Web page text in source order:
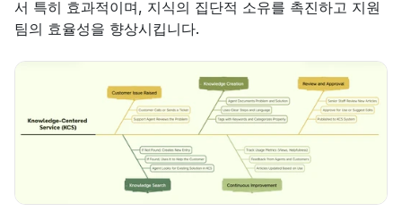
서 특히 효과적이며, 지식의 집단적 소유를 촉진하고 지원
팀의 효율성을 향상시킵니다.